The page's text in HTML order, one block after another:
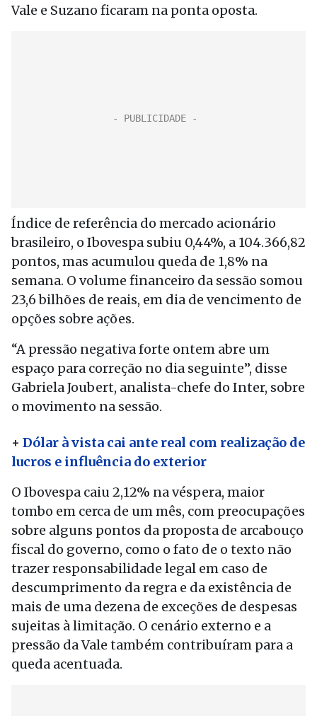
Vale e Suzano ficaram na ponta oposta.
Índice de referência do mercado acionário
brasileiro, o Ibovespa subiu 0,44%, a 104.366,82
pontos, mas acumulou queda de 1,8% na
semana. O volume financeiro da sessão somou
23,6 bilhões de reais, em dia de vencimento de
opções sobre ações.
“A pressão negativa forte ontem abre um
espaço para correção no dia seguinte”, disse
Gabriela Joubert, analista-chefe do Inter, sobre
o movimento na sessão.
+ Dólar à vista cai ante real com realização de
lucros e influência do exterior
O Ibovespa caiu 2,12% na véspera, maior
tombo em cerca de um mês, com preocupações
sobre alguns pontos da proposta de arcabouço
fiscal do governo, como o fato de o texto não
trazer responsabilidade legal em caso de
descumprimento da regra e da existência de
mais de uma dezena de exceções de despesas
sujeitas à limitação. O cenário externo e a
pressão da Vale também contribuíram para a
queda acentuada.